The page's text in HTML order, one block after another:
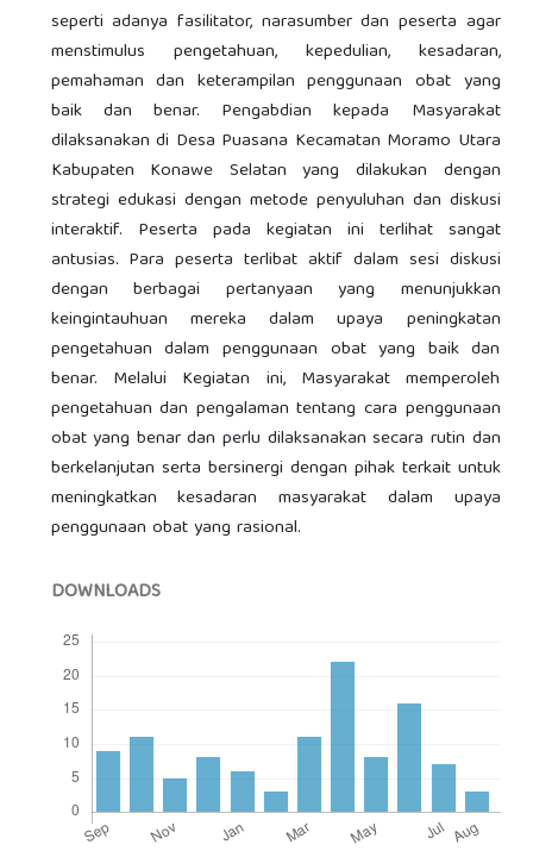
seperti adanya fasilitator, narasumber dan peserta agar
menstimulus pengetahuan, kepedulian, kesadaran,
pemahaman dan keterampilan penggunaan obat yang
baik dan benar. Pengabdian kepada Masyarakat
dilaksanakan di Desa Puasana Kecamatan Moramo Utara
Kabupaten Konawe Selatan yang dilakukan dengan
strategi edukasi dengan metode penyuluhan dan diskusi
interaktif. Peserta pada kegiatan ini terlihat sangat
antusias. Para peserta terlibat aktif dalam sesi diskusi
dengan berbagai pertanyaan yang menunjukkan
keingintauhuan mereka dalam upaya peningkatan
pengetahuan dalam penggunaan obat yang baik dan
benar. Melalui Kegiatan ini, Masyarakat memperoleh
pengetahuan dan pengalaman tentang cara penggunaan
obat yang benar dan perlu dilaksanakan secara rutin dan
berkelanjutan serta bersinergi dengan pihak terkait untuk
meningkatkan kesadaran masyarakat dalam upaya
penggunaan obat yang rasional.
DOWNLOADS